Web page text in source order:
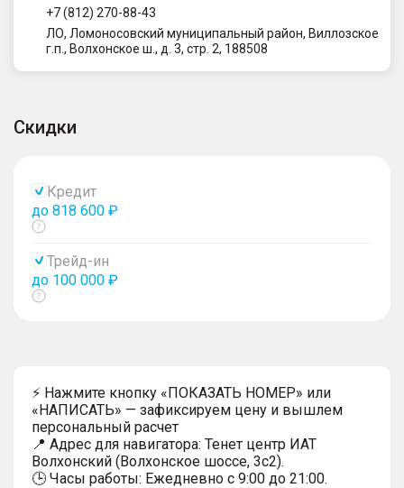
+7 (812) 270-88-43
ЛО, Ломоносовский муниципальный район, Виллозское
г.п., Волхонское ш., д. 3, стр. 2, 188508
Скидки
Кредит
до 818 600 ₽
Показать
Трейд-ин
до 100 000 ₽
Показать
⚡ Нажмите кнопку «ПОКАЗАТЬ НОМЕР» или
«НАПИСАТЬ» — зафиксируем цену и вышлем
персональный расчет
📍 Адрес для навигатора: Тенет центр ИАТ
Волхонский (Волхонское шоссе, 3с2).
🕒 Часы работы: Ежедневно с 9:00 до 21:00.